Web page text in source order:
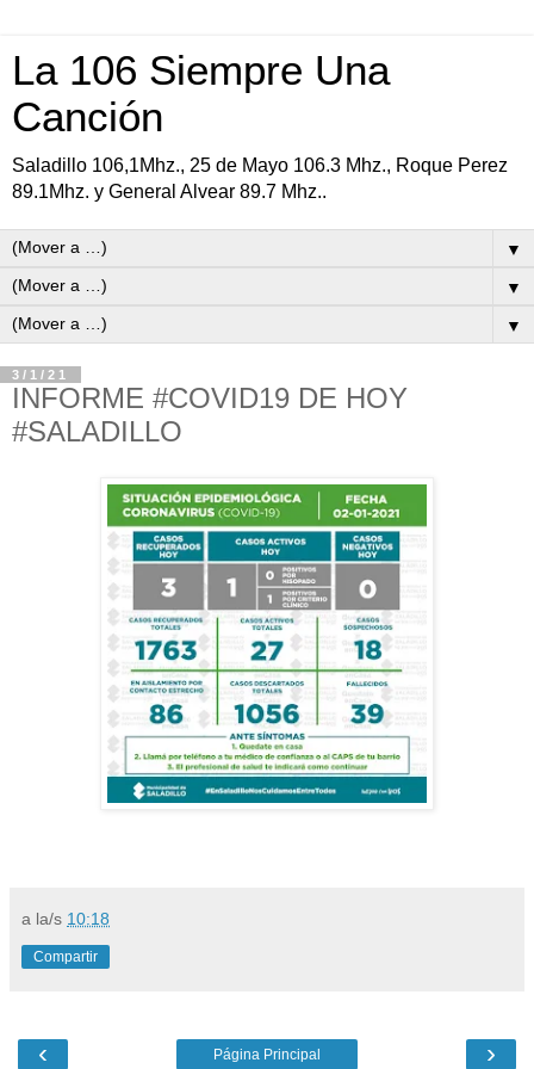
La 106 Siempre Una
Canción
Saladillo 106,1Mhz., 25 de Mayo 106.3 Mhz., Roque Perez
89.1Mhz. y General Alvear 89.7 Mhz..
▼
▼
▼
3/1/21
INFORME #COVID19 DE HOY
#SALADILLO
a la/s 10:18
Compartir
‹ ›
Página Principal